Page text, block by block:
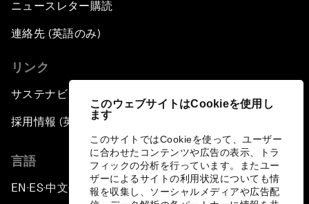
このウェブサイトはCookieを使用し
ます
このサイトではCookieを使って、ユーザー
に合わせたコンテンツや広告の表示、トラ
フィックの分析を行っています。またユー
ザーによるサイトの利用状況についても情
報を収集し、ソーシャルメディアや広告配
ニュースレター購読
連絡先 (英語のみ)
リンク
サステナビリティへの取り組み
採用情報 (英語のみ)
言語
EN ▪ ES▪中文▪ 日本語